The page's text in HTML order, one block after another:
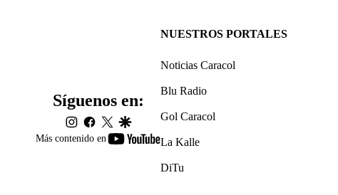
Más contenido en
youtube-
Síguenos en:
instagram
facebook
twittergoogle
NUESTROS PORTALES
Noticias Caracol
Blu Radio
Gol Caracol
La Kalle
DiTu